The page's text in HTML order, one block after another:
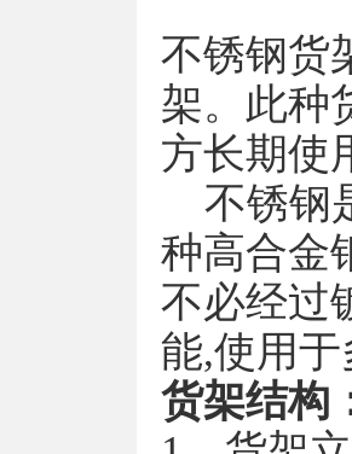
不锈钢货
架。此种
方长期使
不锈钢
种高合金
不必经过
能,使用
货架结构